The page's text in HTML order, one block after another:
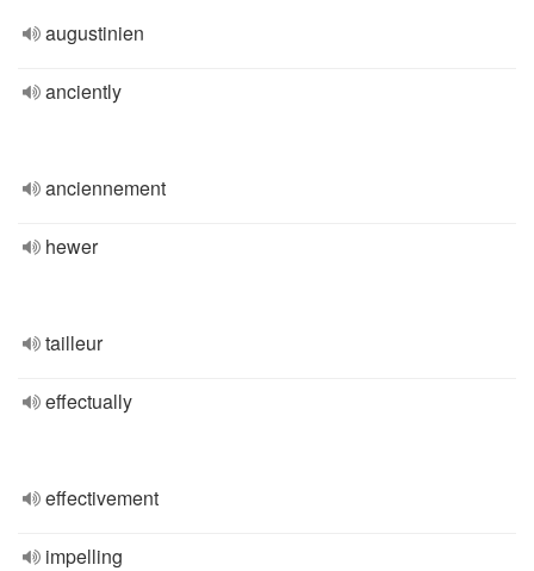
augustinien
anciently
anciennement
hewer
tailleur
effectually
effectivement
impelling